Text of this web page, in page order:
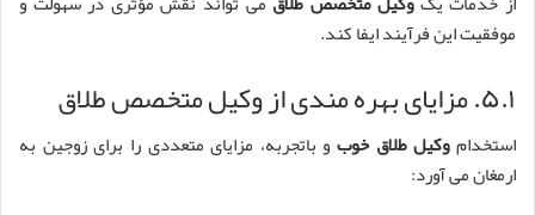
موفقیت این فرآیند ایفا کند.
۵.۱. مزایای بهره مندی از وکیل متخصص طلاق
استخداموکیل طلاق خوبو باتجربه، مزایای متعددی را برای زوجین به
ارمغان می آورد: